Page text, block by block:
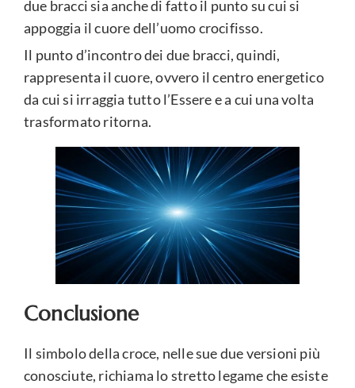
due bracci sia anche di fatto il punto su cui si
appoggia il cuore dell’uomo crocifisso.
Il punto d’incontro dei due bracci, quindi,
rappresenta il cuore, ovvero il centro energetico
da cui si irraggia tutto l’Essere e a cui una volta
trasformato ritorna.
Conclusione
Il simbolo della croce, nelle sue due versioni più
conosciute, richiama lo stretto legame che esiste